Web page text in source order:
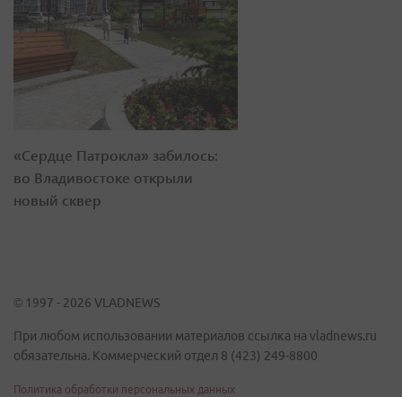
«Сердце Патрокла» забилось:
во Владивостоке открыли
новый сквер
© 1997 - 2026 VLADNEWS
При любом использовании материалов ссылка на vladnews.ru
обязательна. Коммерческий отдел 8 (423) 249-8800
Политика обработки персональных данных